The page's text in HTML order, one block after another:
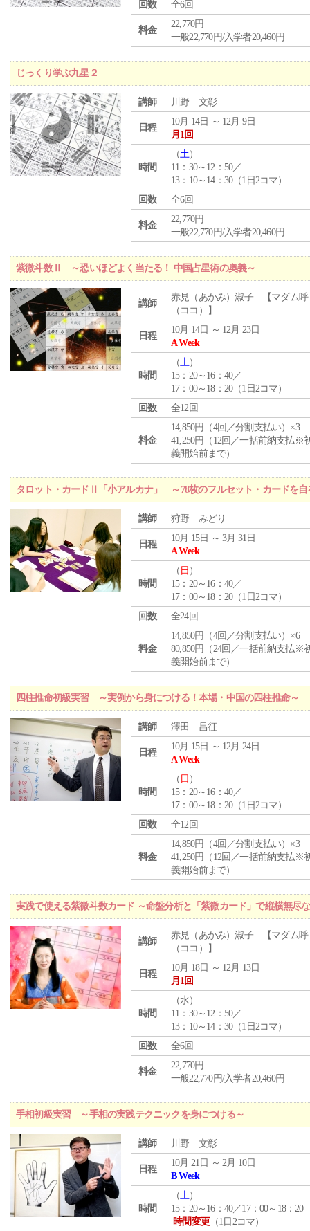
回数 全6回
料金
22,770円
一般22,770円/入学者20,460円
じっくり学ぶ九星２
講師 川野 文彰
日程
10月 14日 ～ 12月 9日
月1回
時間
（土）
11：30～12：50／
13：10～14：30（1日2コマ）
回数
全6回
料金
22,770円
一般22,770円/入学者20,460円
紫微斗数Ⅱ ～恐いほどよく当たる！ 中国占星術の奥義～
講師
赤見（あかみ）淑子 【マダム呼
（ココ）】
日程
10月 14日 ～ 12月 23日
A Week
時間
（土）
15：20～16：40／
17：00～18：20（1日2コマ）
回数
全12回
料金
14,850円（4回／分割支払い）×3
41,250円（12回／一括前納支払※
義開始前まで）
タロット・カードⅡ「小アルカナ」 ～78枚のフルセット・カードを自
講師 狩野 みどり
日程
10月 15日 ～ 3月 31日
A Week
時間
（ 日 ）
15：20～16：40／
17：00～18：20（1日2コマ）
回数
全24回
料金
14,850円（4回／分割支払い）×6
80,850円（24回／一括前納支払※
義開始前まで）
四柱推命初級実習 ～実例から身につける！本場・中国の四柱推命～
講師 澤田 昌征
日程
10月 15日 ～ 12月 24日
A Week
時間
（ 日 ）
15：20～16：40／
17：00～18：20（1日2コマ）
回数
全12回
料金
14,850円（4回／分割支払い）×3
41,250円（12回／一括前納支払※
義開始前まで）
実践で使える紫微斗数カード ～命盤分析と「紫微カード」で縦横無尽
講師
赤見（あかみ）淑子 【マダム呼
（ココ）】
日程
10月 18日 ～ 12月 13日
月1回
時間
（水）
11：30～12：50／
13：10～14：30（1日2コマ）
回数
全6回
料金
22,770円
一般22,770円/入学者20,460円
手相初級実習 ～手相の実践テクニックを身につける～
講師 川野 文彰
日程
10月 21日 ～ 2月 10日
B Week
時間
（土）
15：20～16：40／17：00～18：20
時間変更（1日2コマ）